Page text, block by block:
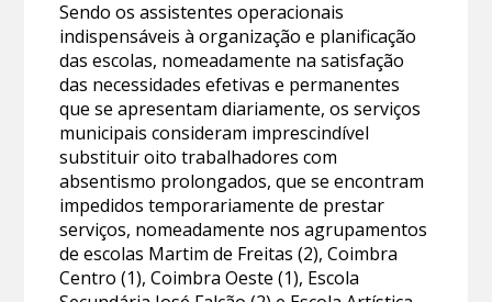
Sendo os assistentes operacionais
indispensáveis à organização e planificação
das escolas, nomeadamente na satisfação
das necessidades efetivas e permanentes
que se apresentam diariamente, os serviços
municipais consideram imprescindível
substituir oito trabalhadores com
absentismo prolongados, que se encontram
impedidos temporariamente de prestar
serviços, nomeadamente nos agrupamentos
de escolas Martim de Freitas (2), Coimbra
Centro (1), Coimbra Oeste (1), Escola